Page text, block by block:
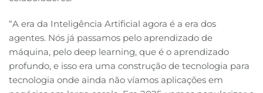
“A era da Inteligência Artificial agora é a era dos
agentes. Nós já passamos pelo aprendizado de
máquina, pelo deep learning, que é o aprendizado
profundo, e isso era uma construção de tecnologia para
tecnologia onde ainda não víamos aplicações em